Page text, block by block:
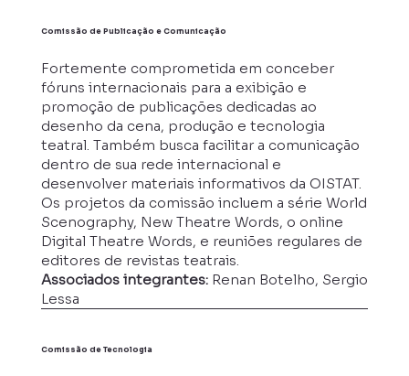
Comissão de Publicação e Comunicação
Fortemente comprometida em conceber
fóruns internacionais para a exibição e
promoção de publicações dedicadas ao
desenho da cena, produção e tecnologia
teatral. Também busca facilitar a comunicação
dentro de sua rede internacional e
desenvolver materiais informativos da OISTAT.
Os projetos da comissão incluem a série World
Scenography, New Theatre Words, o online
Digital Theatre Words, e reuniões regulares de
editores de revistas teatrais.
Associados integrantes: Renan Botelho, Sergio
Lessa
Comissão de Tecnologia